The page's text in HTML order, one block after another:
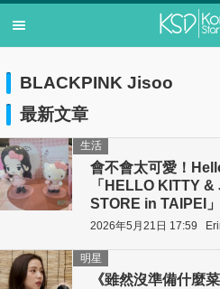
BLACKPINK Jisoo
最新文章
會不會太可愛！
「HELLO KITTY
STORE in TAIPEI
生活
2026年5月21日 17:59
《雖然沒準備什麼
明星